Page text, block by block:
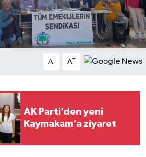
A- A+
AK Parti’den yeni
Kaymakam’a ziyaret